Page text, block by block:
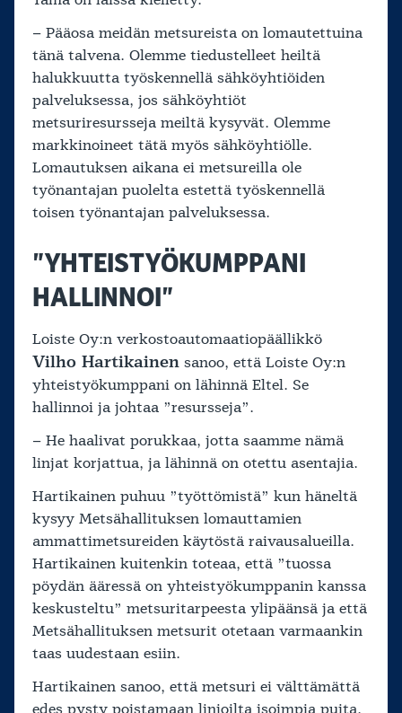
– Pääosa meidän metsureista on lomautettuina
tänä talvena. Olemme tiedustelleet heiltä
halukkuutta työskennellä sähköyhtiöiden
palveluksessa, jos sähköyhtiöt
metsuriresursseja meiltä kysyvät. Olemme
markkinoineet tätä myös sähköyhtiölle.
Lomautuksen aikana ei metsureilla ole
työnantajan puolelta estettä työskennellä
toisen työnantajan palveluksessa.
”YHTEISTYÖKUMPPANI
HALLINNOI”
Loiste Oy:n verkostoautomaatiopäällikkö
Vilho Hartikainen sanoo, että Loiste Oy:n
yhteistyökumppani on lähinnä Eltel. Se
hallinnoi ja johtaa ”resursseja”.
– He haalivat porukkaa, jotta saamme nämä
linjat korjattua, ja lähinnä on otettu asentajia.
Hartikainen puhuu ”työttömistä” kun häneltä
kysyy Metsähallituksen lomauttamien
ammattimetsureiden käytöstä raivausalueilla.
Hartikainen kuitenkin toteaa, että ”tuossa
pöydän ääressä on yhteistyökumppanin kanssa
keskusteltu” metsuritarpeesta ylipäänsä ja että
Metsähallituksen metsurit otetaan varmaankin
taas uudestaan esiin.
Hartikainen sanoo, että metsuri ei välttämättä